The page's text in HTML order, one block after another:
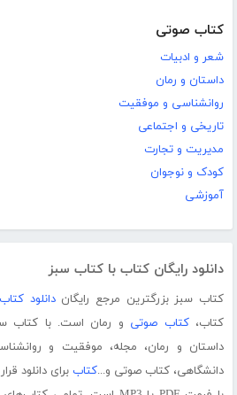
کتاب صوتی
شعر و ادبیات
داستان و رمان
روانشناسی و موفقیت
تاریخی و اجتماعی
مدیریت و تجارت
کودک و نوجوان
آموزشی
دانلود رایگان کتاب با کتاب سبز
کتاب سبز بزرگترین مرجع رایگاندانلود کتاب
کتاب،کتاب صوتی و رمان است. با کتاب
داستان و رمان، مجله، موفقیت و
دانشگاهی، کتاب صوتی و...کتاب برای دانلود